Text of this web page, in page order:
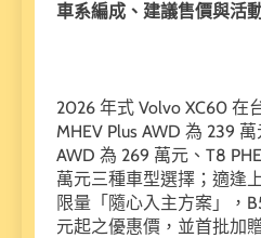
車系編成、建議售價與活
2026 年式 Volvo XC60 在
MHEV Plus AWD 為 239
AWD 為 269 萬元、T8
萬元三種車型選擇；適逢
限量「隨心入主方案」，
元起之優惠價，並首批加